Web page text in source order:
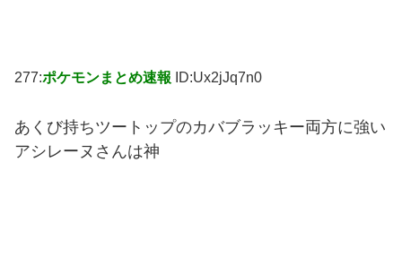
277:ポケモンまとめ速報 ID:Ux2jJq7n0
あくび持ちツートップのカバブラッキー両方に強い
アシレーヌさんは神